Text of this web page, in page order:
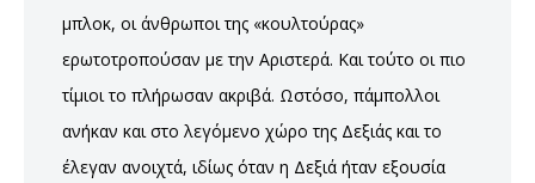
μπλοκ, οι άνθρωποι της «κουλτούρας»
ερωτοτροπούσαν με την Αριστερά. Και τούτο οι πιο
τίμιοι το πλήρωσαν ακριβά. Ωστόσο, πάμπολλοι
ανήκαν και στο λεγόμενο χώρο της Δεξιάς και το
έλεγαν ανοιχτά, ιδίως όταν η Δεξιά ήταν εξουσία